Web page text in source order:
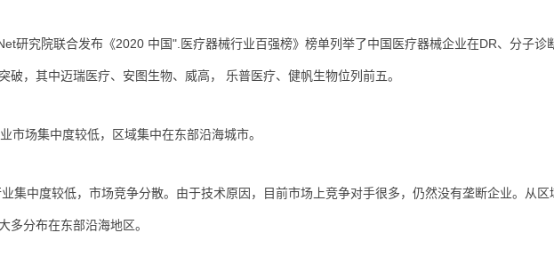
研究院联合发布《2020 中国".医疗器械行业百强榜》榜单列举了中国医疗器械企业在DR、分子诊
破，其中迈瑞医疗、安图生物、威高， 乐普医疗、健帆生物位列前五。
市场集中度较低，区域集中在东部沿海城市。
集中度较低，市场竞争分散。由于技术原因，目前市场上竞争对手很多，仍然没有垄断企业。从区
多分布在东部沿海地区。